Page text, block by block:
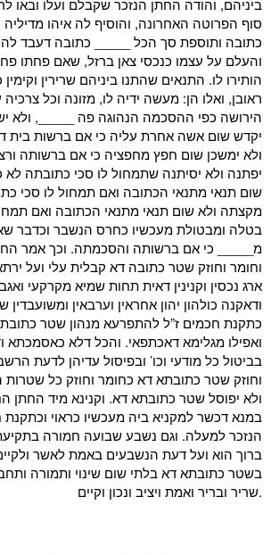
סוף הפרוטה האחרונה, והוסיף לה איהו
כתובה ותוספת סך הכל _____ כתובה דעבד
והעלם על עצמו כנכסי צאן ברזל, שאם פחתו
הותירו לו. התנאים שהתנו ביניהם שרירין וקימין
ראובן, ואלו הן: מעשה ידיה לו, מזונה וכל
הירושה כפי ההסכמה הנהוגה פה _____, ולא
יקדש שום אשה אחרת עליה כי אם ברשות בית
ולא ימשכן שום חפץ מחפציה כי אם ברשותה
יפתנה ולא יסיתנה שתמחול לו סכי כתובתה
שום תנאי מתנאי הכתובה ואם תמחול לו סכי
מקצתה ולא שום תנאי מתנאי הכתובה ואם
בטלה ומבטולת מעכשיו כחרס הנשבר וכדבר
מ_____ כי אם ברשותה והסכמתה. וכך אמר
וחומר וחוזק שטר כתובה דא קבלית עלי ועל
ארג נכסין וקנינין דאית תחות שמיא מקרקעי
ודאקנה כולהון יהון אחראין וערבאין
כתקנת חכמים ז”ל להתפרעא מנהון שטר
ואפילו מגלימא דאכתפאי. והכל דלא כאסמכתא
בביטול כל מודעי וכו’ ובפיסול עדיהן לדעת
וחוזק שטר כתובתא דא כחומר וחוזק כל שטרות
ולא יפוסל שטר כתובתא דא. וקנינא מיד החתן
במנא דכשר למקניא ביה מעכשיו כראוי וכתקנת
הנזכר למעלה. וגם נשבע שבועה חמורה
ברוך הוא ועל דעת הנשבעים באמת לאשר
בשטר כתובתא דא בלתי שום שינוי ותמורה
שריר ובריר ואמת ויציב ונכון וקיים.